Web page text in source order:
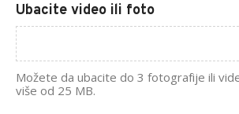
Ubacite video ili foto
Možete da ubacite do 3 fotografije ili
više od 25 MB.